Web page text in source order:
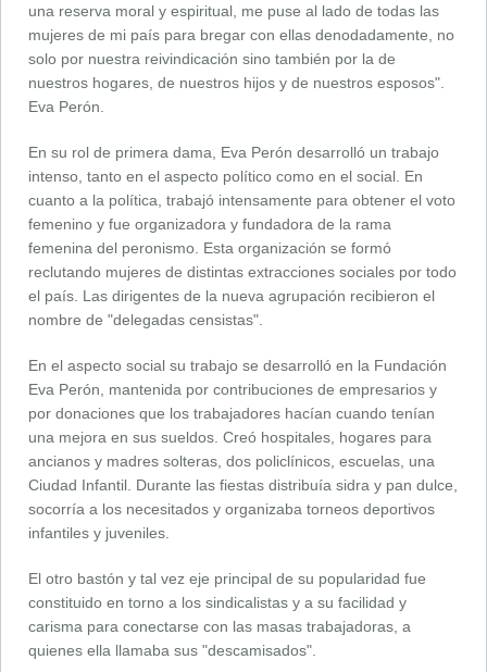
una reserva moral y espiritual, me puse al lado de todas las
mujeres de mi país para bregar con ellas denodadamente, no
solo por nuestra reivindicación sino también por la de
nuestros hogares, de nuestros hijos y de nuestros esposos".
Eva Perón.
En su rol de primera dama, Eva Perón desarrolló un trabajo
intenso, tanto en el aspecto político como en el social. En
cuanto a la política, trabajó intensamente para obtener el voto
femenino y fue organizadora y fundadora de la rama
femenina del peronismo. Esta organización se formó
reclutando mujeres de distintas extracciones sociales por todo
el país. Las dirigentes de la nueva agrupación recibieron el
nombre de "delegadas censistas".
En el aspecto social su trabajo se desarrolló en la Fundación
Eva Perón, mantenida por contribuciones de empresarios y
por donaciones que los trabajadores hacían cuando tenían
una mejora en sus sueldos. Creó hospitales, hogares para
ancianos y madres solteras, dos policlínicos, escuelas, una
Ciudad Infantil. Durante las fiestas distribuía sidra y pan dulce,
socorría a los necesitados y organizaba torneos deportivos
infantiles y juveniles.
El otro bastón y tal vez eje principal de su popularidad fue
constituido en torno a los sindicalistas y a su facilidad y
carisma para conectarse con las masas trabajadoras, a
quienes ella llamaba sus "descamisados".